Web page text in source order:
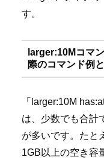
す。
larger:10Mコマ
際のコマンド例
「larger:10M
は、少数でも合計
が多いです。たと
1GB以上の空き容